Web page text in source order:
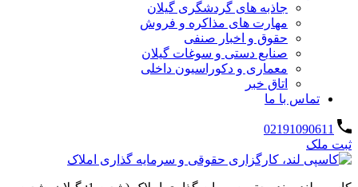
جاذبه های گردشگری گیلان
مهارت های مذاکره و فروش
حقوق و اخبار صنفی
صنایع دستی و سوغات گیلان
معماری و دکوراسیون داخلی
اتاق خبر
تماس با ما
02191090611
ثبت ملک